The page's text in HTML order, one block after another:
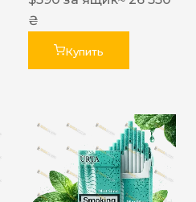
₴
Купить